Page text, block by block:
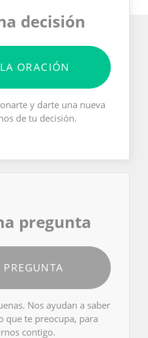
decisión
ORACIÓN
y darte una nueva
de tu decisión.
pregunta
Nos ayudan a saber
que te preocupa, para
contigo.